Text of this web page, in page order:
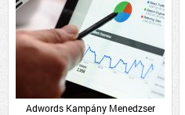
Adwords Kampány Menedzser